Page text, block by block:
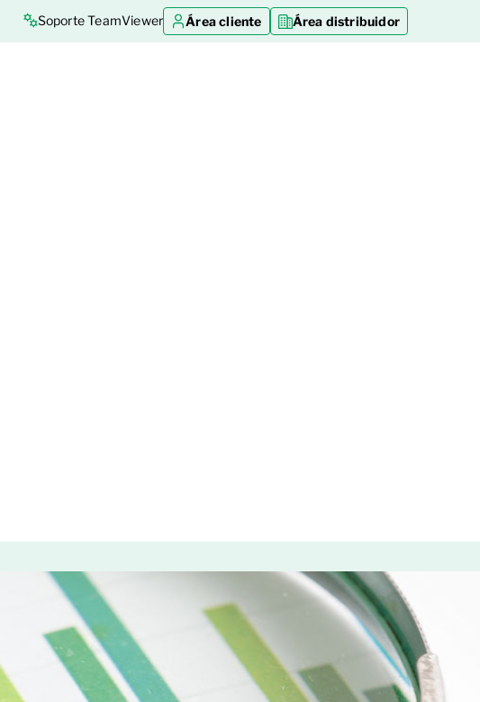
Soporte TeamViewer Área cliente Área distribuidor